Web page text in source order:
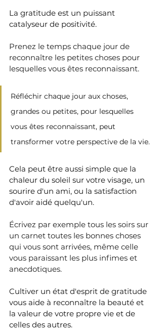
La gratitude est un puissant
catalyseur de positivité.
Prenez le temps chaque jour de
reconnaître les petites choses pour
lesquelles vous êtes reconnaissant.
Réfléchir chaque jour aux choses,
grandes ou petites, pour lesquelles
vous êtes reconnaissant, peut
transformer votre perspective de la vie.
Cela peut être aussi simple que la
chaleur du soleil sur votre visage, un
sourire d'un ami, ou la satisfaction
d'avoir aidé quelqu'un.
Écrivez par exemple tous les soirs sur
un carnet toutes les bonnes choses
qui vous sont arrivées, même celle
vous paraissant les plus infimes et
anecdotiques.
Cultiver un état d'esprit de gratitude
vous aide à reconnaître la beauté et
la valeur de votre propre vie et de
celles des autres.